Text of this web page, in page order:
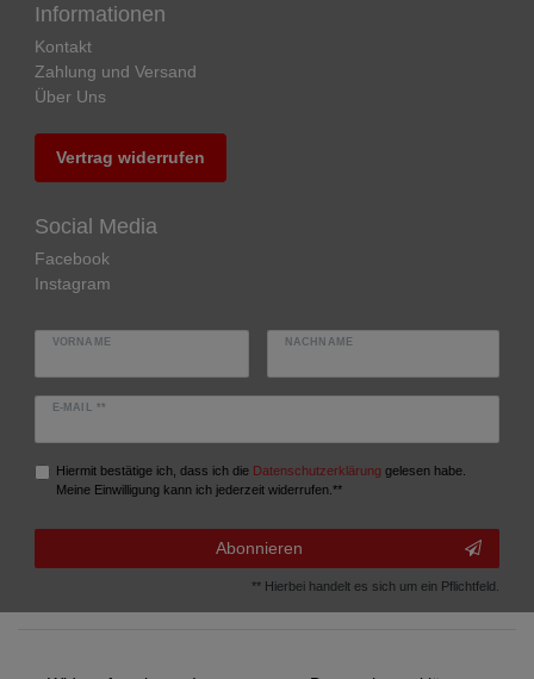
Informationen
Kontakt
Zahlung und Versand
Über Uns
Vertrag widerrufen
Social Media
Facebook
Instagram
VORNAME NACHNAME
E-MAIL **
Hiermit bestätige ich, dass ich die Daten­schutz­erklärung gelesen habe.
Meine Einwilligung kann ich jederzeit widerrufen.**
Abonnieren
** Hierbei handelt es sich um ein Pflichtfeld.